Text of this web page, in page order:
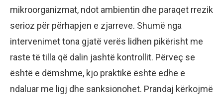
mikroorganizmat, ndot ambientin dhe paraqet rrezik
serioz për përhapjen e zjarreve. Shumë nga
intervenimet tona gjatë verës lidhen pikërisht me
raste të tilla që dalin jashtë kontrollit. Përveç se
është e dëmshme, kjo praktikë është edhe e
ndaluar me ligj dhe sanksionohet. Prandaj kërkojmë